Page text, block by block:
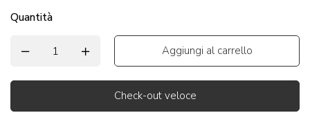
Quantità
Aggiungi al carrello
Check-out veloce